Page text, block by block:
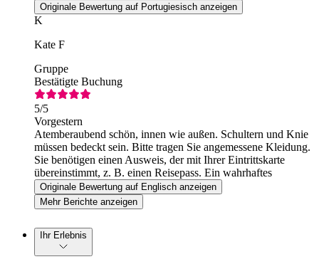
Originale Bewertung auf Portugiesisch anzeigen
K
Kate F
Gruppe
Bestätigte Buchung
5/5
Vorgestern
Atemberaubend schön, innen wie außen. Schultern und Knie
müssen bedeckt sein. Bitte tragen Sie angemessene Kleidung.
Sie benötigen einen Ausweis, der mit Ihrer Eintrittskarte
übereinstimmt, z. B. einen Reisepass. Ein wahrhaftes
Highlight
Originale Bewertung auf Englisch anzeigen
Mehr Berichte anzeigen
Ihr Erlebnis